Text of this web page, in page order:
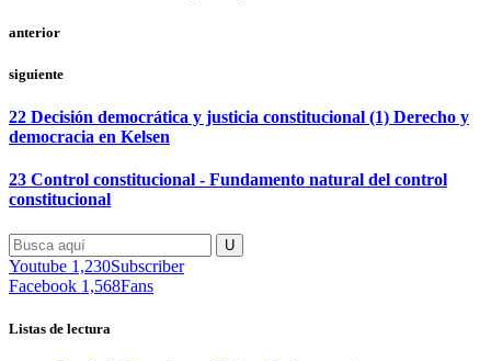
anterior
siguiente
22 Decisión democrática y justicia constitucional (1) Derecho y
democracia en Kelsen
23 Control constitucional - Fundamento natural del control
constitucional
Youtube 1,230Subscriber
Facebook 1,568Fans
Listas de lectura